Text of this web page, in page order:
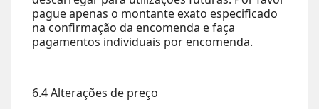
pague apenas o montante exato especificado
na confirmação da encomenda e faça
pagamentos individuais por encomenda.
6.4 Alterações de preço